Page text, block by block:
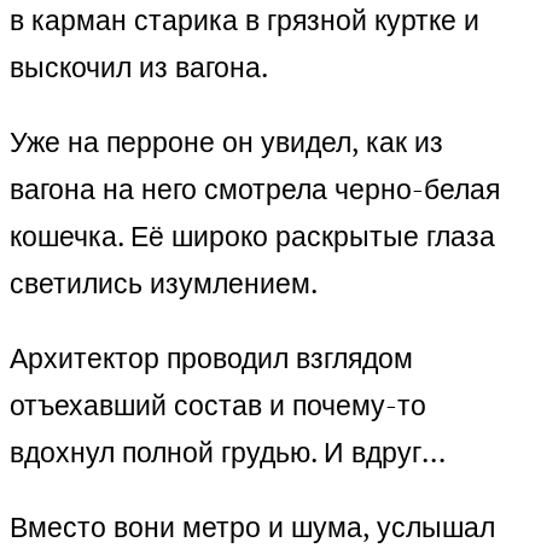
в карман старика в грязной куртке и
выскочил из вагона.
Уже на перроне он увидел, как из
вагона на него смотрела черно-белая
кошечка. Её широко раскрытые глаза
светились изумлением.
Архитектор проводил взглядом
отъехавший состав и почему-то
вдохнул полной грудью. И вдруг…
Вместо вони метро и шума, услышал